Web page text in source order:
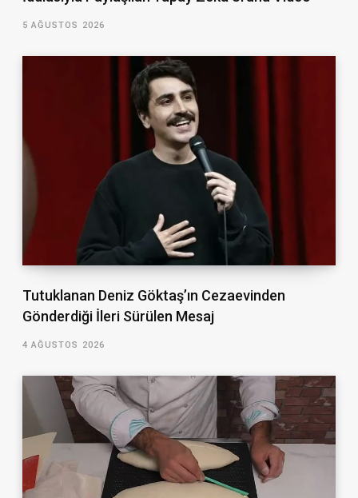
5 AĞUSTOS 2026
Tutuklanan Deniz Göktaş’ın Cezaevinden
Gönderdiği İleri Sürülen Mesaj
4 AĞUSTOS 2026